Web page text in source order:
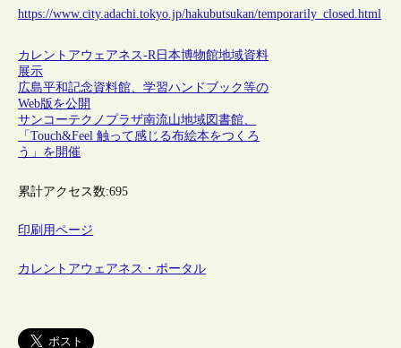
https://www.city.adachi.tokyo.jp/hakubutsukan/temporarily_closed.html
カレントアウェアネス-R日本博物館地域資料
展示
広島平和記念資料館、学習ハンドブック等の
Web版を公開
サンコーテクノプラザ南流山地域図書館、
「Touch&Feel 触って感じる布絵本をつくろ
う」を開催
累計アクセス数:695
印刷用ページ
カレントアウェアネス・ポータル